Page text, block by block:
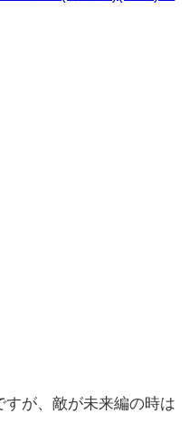
すが、敵が未来編の時は